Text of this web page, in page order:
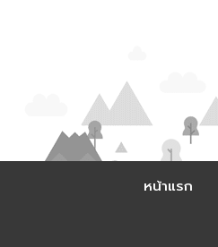
หน้าแรก